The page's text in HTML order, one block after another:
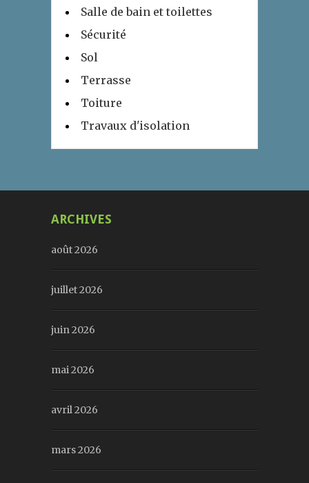
Salle de bain et toilettes
Sécurité
Sol
Terrasse
Toiture
Travaux d'isolation
ARCHIVES
août 2026
juillet 2026
juin 2026
mai 2026
avril 2026
mars 2026